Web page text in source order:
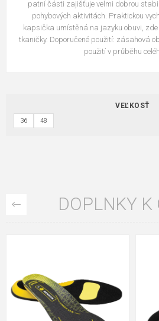
patní části zajišťuje velmi dobrou
pohybových aktivitách. Praktickou
kapsička umístěná na jazyku obuvi,
tkaničky. Doporučené použití: zásahová
použití v průběhu
VEĽKOSŤ
36 48
DOPLNKY K